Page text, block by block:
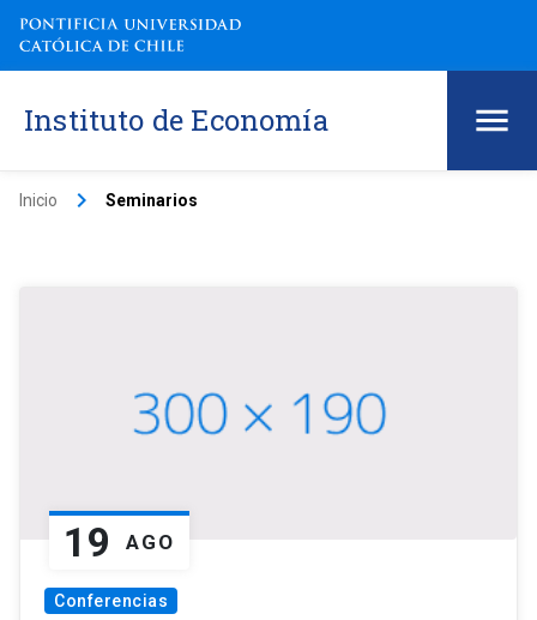
Instituto de Economía
Inicio keyboard_arrow_right Seminarios
19 AGO
Conferencias